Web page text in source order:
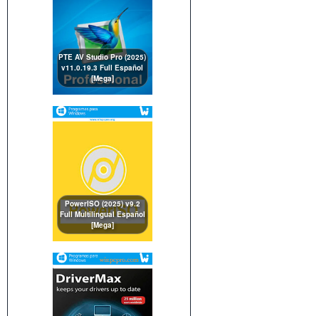
PTE AV Studio Pro (2025)
v11.0.19.3 Full Español
[Mega]
PowerISO (2025) v9.2
Full Multilingual Español
[Mega]